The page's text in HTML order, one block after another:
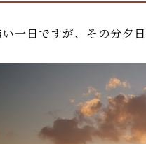
一日ですが、その分夕